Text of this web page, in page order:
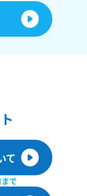
て
で